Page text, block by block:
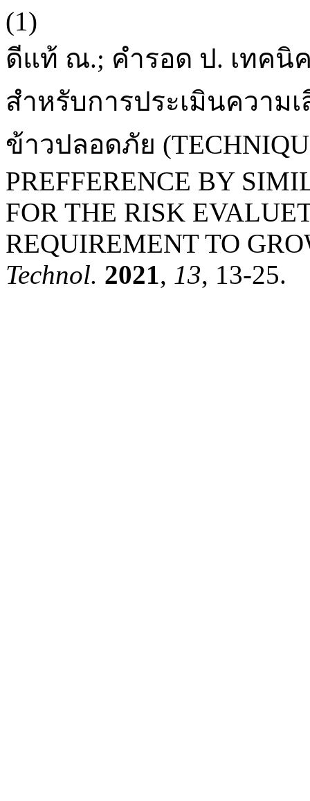
(1)
ดีแท้ ณ.; คำรอด ป. เทคนิ
สำหรับการประเมินความ
ข้าวปลอดภัย
PREFFERENCE BY
FOR THE RISK
REQUIREMENT TO
Technol. 2021, 13, 13-25.